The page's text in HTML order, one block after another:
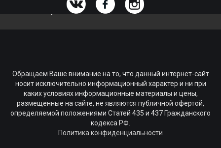
ИНФОРМАЦИЯ О МАГАЗИНЕ
Обращаем Ваше внимание на то, что данный интернет-сайт
носит исключительно информационный характер и ни при
каких условиях информационные материалы и цены,
размещенные на сайте, не являются публичной офертой,
определяемой положениями Статей 435 и 437 Гражданского
кодекса РФ.
Политика конфиденциальности